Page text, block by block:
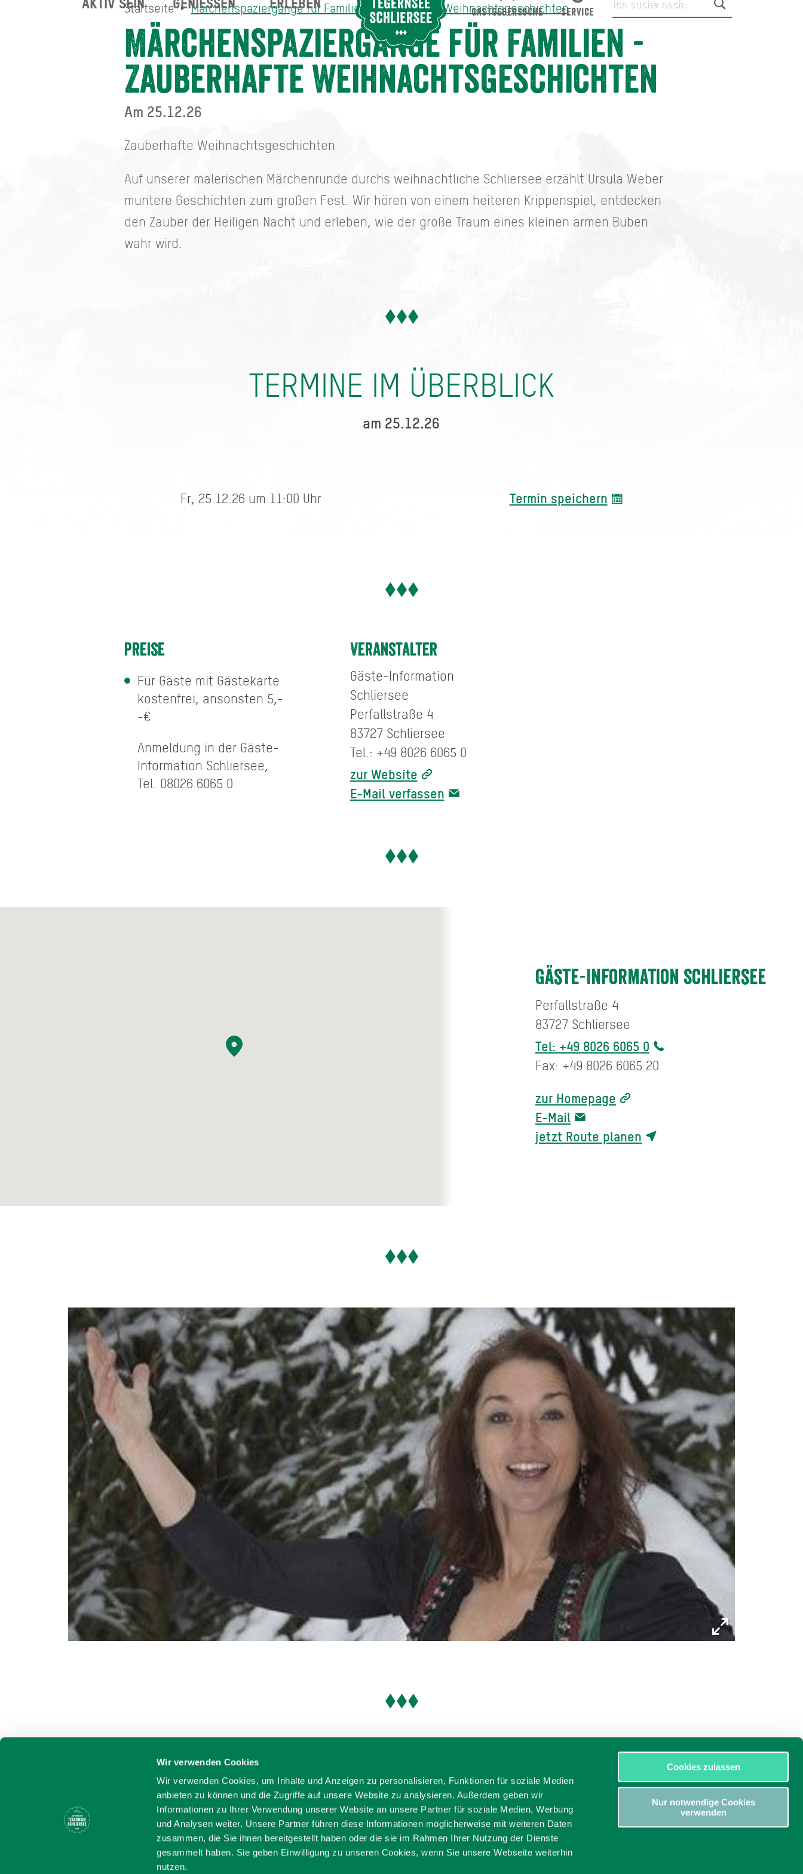
Wir verwenden Cookies
Wir verwenden Cookies, um Inhalte und Anzeigen zu personalisieren, Funktionen für soziale Medien
anbieten zu können und die Zugriffe auf unsere Website zu analysieren. Außerdem geben wir
Informationen zu Ihrer Verwendung unserer Website an unsere Partner für soziale Medien, Werbung
und Analysen weiter. Unsere Partner führen diese Informationen möglicherweise mit weiteren Daten
zusammen, die Sie ihnen bereitgestellt haben oder die sie im Rahmen Ihrer Nutzung der Dienste
gesammelt haben. Sie geben Einwilligung zu unseren Cookies, wenn Sie unsere Webseite weiterhin
nutzen.
Cookies zulassen
Nur notwendige Cookies
verwenden
Startseite Märchenspaziergänge für Familien - Zauberhafte Weihnachtsgeschichten
Märchenspaziergänge für Familien -
Zauberhafte Weihnachtsgeschichten
Am 25.12.26
Zauberhafte Weihnachtsgeschichten
Auf unserer malerischen Märchenrunde durchs weihnachtliche Schliersee erzählt Ursula Weber
muntere Geschichten zum großen Fest. Wir hören von einem heiteren Krippenspiel, entdecken
den Zauber der Heiligen Nacht und erleben, wie der große Traum eines kleinen armen Buben
wahr wird.
TERMINE IM ÜBERBLICK
am 25.12.26
Fr, 25.12.26 um 11:00 Uhr Termin speichern
Preise
Für Gäste mit Gästekarte
kostenfrei, ansonsten 5,-
-€
Anmeldung in der Gäste-
Information Schliersee,
Tel. 08026 6065 0
Veranstalter
Gäste-Information
Schliersee
Perfallstraße 4
83727 Schliersee
Tel.: +49 8026 6065 0
zur Website
E-Mail verfassen
Gäste-Information Schliersee
Perfallstraße 4
83727 Schliersee
Tel: +49 8026 6065 0
Fax: +49 8026 6065 20
zur Homepage
E-Mail
jetzt Route planen
Märchenspaziergänge für Familien - Zauberhafte Weihnachtsgeschichten
AKTIV SEIN GENIESSEN ERLEBEN
GASTGEBERSUCHE SERVICE
Suche abschicken